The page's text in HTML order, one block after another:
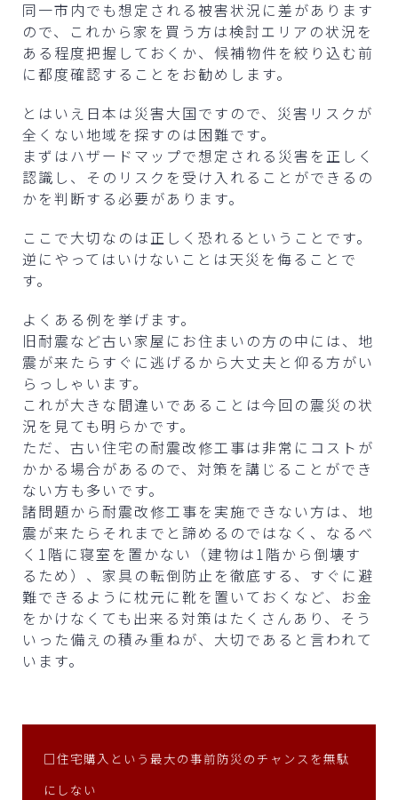
同一市内でも想定される被害状況に差があります
ので、これから家を買う方は検討エリアの状況を
ある程度把握しておくか、候補物件を絞り込む前
に都度確認することをお勧めします。
とはいえ日本は災害大国ですので、災害リスクが
全くない地域を探すのは困難です。
まずはハザードマップで想定される災害を正しく
認識し、そのリスクを受け入れることができるの
かを判断する必要があります。
ここで大切なのは正しく恐れるということです。
逆にやってはいけないことは天災を侮ることで
す。
よくある例を挙げます。
旧耐震など古い家屋にお住まいの方の中には、地
震が来たらすぐに逃げるから大丈夫と仰る方がい
らっしゃいます。
これが大きな間違いであることは今回の震災の状
況を見ても明らかです。
ただ、古い住宅の耐震改修工事は非常にコストが
かかる場合があるので、対策を講じることができ
ない方も多いです。
諸問題から耐震改修工事を実施できない方は、地
震が来たらそれまでと諦めるのではなく、なるべ
く1階に寝室を置かない（建物は1階から倒壊す
るため）、家具の転倒防止を徹底する、すぐに避
難できるように枕元に靴を置いておくなど、お金
をかけなくても出来る対策はたくさんあり、そう
いった備えの積み重ねが、大切であると言われて
います。
□住宅購入という最大の事前防災のチャンスを無駄
にしない